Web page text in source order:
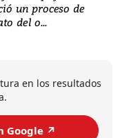
un proceso de
del o...
en los resultados
Google ↗️